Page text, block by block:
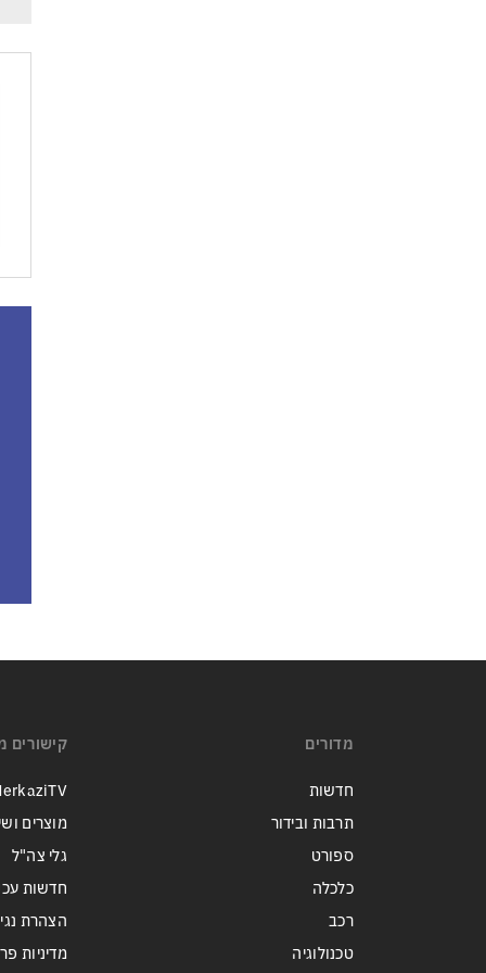
מדורים
חדשות
תרבות ובידור
ספורט
כלכלה
רכב
טכנולוגיה
קישורים
מוצרים
גלי צה"ל
חדשות
הצהרת
מדיניות